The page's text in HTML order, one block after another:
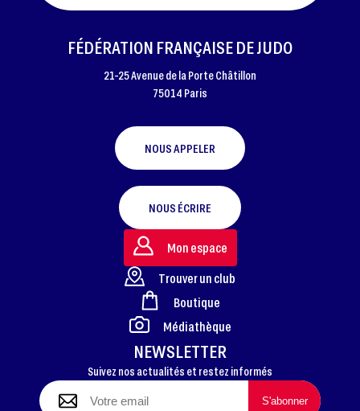
FOOTER
FÉDÉRATION FRANÇAISE DE JUDO
21-25 Avenue de la Porte Châtillon
75014 Paris
NOUS APPELER
NOUS ÉCRIRE
NEWSLETTER
Suivez nos actualités et restez informés
Mon espace
Trouver un club
Boutique
Médiathèque